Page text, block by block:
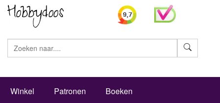
Winkel Patronen Boeken